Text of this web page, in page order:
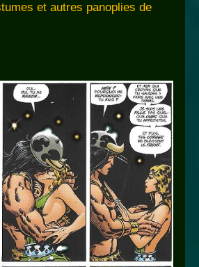
et autres panoplies de